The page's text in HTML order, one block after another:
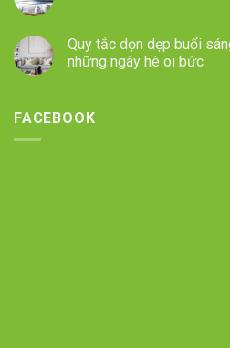
Quy tắc dọn dẹp buổi
những ngày hè oi bức
FACEBOOK